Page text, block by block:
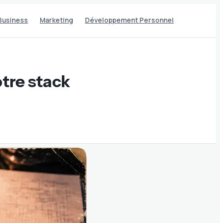
Marketing Développement Personnel
stack